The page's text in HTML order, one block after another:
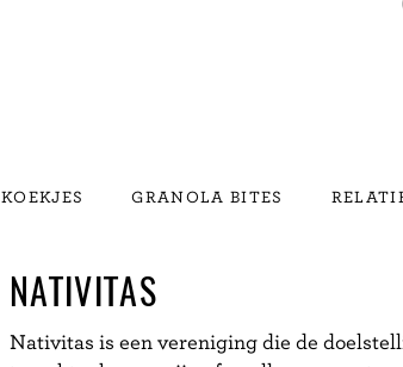
KOEKJES GRANOLA BITES
NATIVITAS
Nativitas is een vereniging die de